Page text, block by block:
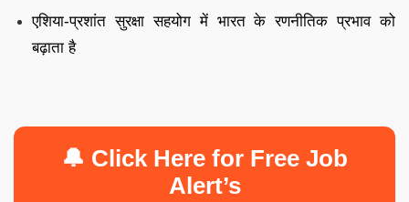
एशिया-प्रशांत सुरक्षा सहयोग में भारत के रणनीतिक प्रभाव को
बढ़ाता है
🔔 Click Here for Free Job
Alert’s